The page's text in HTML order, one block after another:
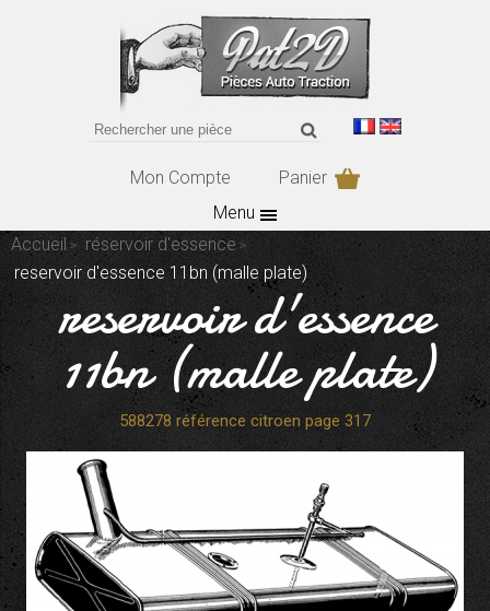
Mon Compte
Panier
Menu
Accueil
réservoir d'essence
reservoir d'essence 11bn (malle plate)
reservoir d'essence
11bn (malle plate)
588278 référence citroen page 317